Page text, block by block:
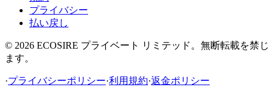
プライバシー
払い戻し
© 2026 ECOSIRE プライベート リミテッド。無断転載を禁じ
ます。
·プライバシーポリシー·利用規約·返金ポリシー